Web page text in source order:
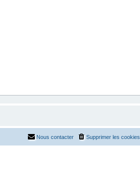
Supprimer les cookies
Nous contacter